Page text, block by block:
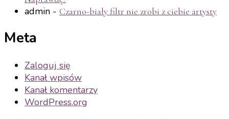
admin - Czarno-biały filtr nie zrobi z ciebie artysty
Meta
Zaloguj się
Kanał wpisów
Kanał komentarzy
WordPress.org